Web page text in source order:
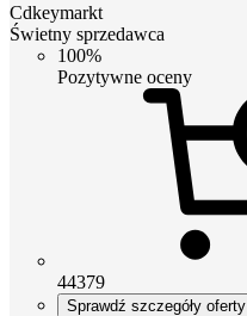
Cdkeymarkt
Świetny sprzedawca
100%
Pozytywne oceny
44379
Sprawdź szczegóły oferty